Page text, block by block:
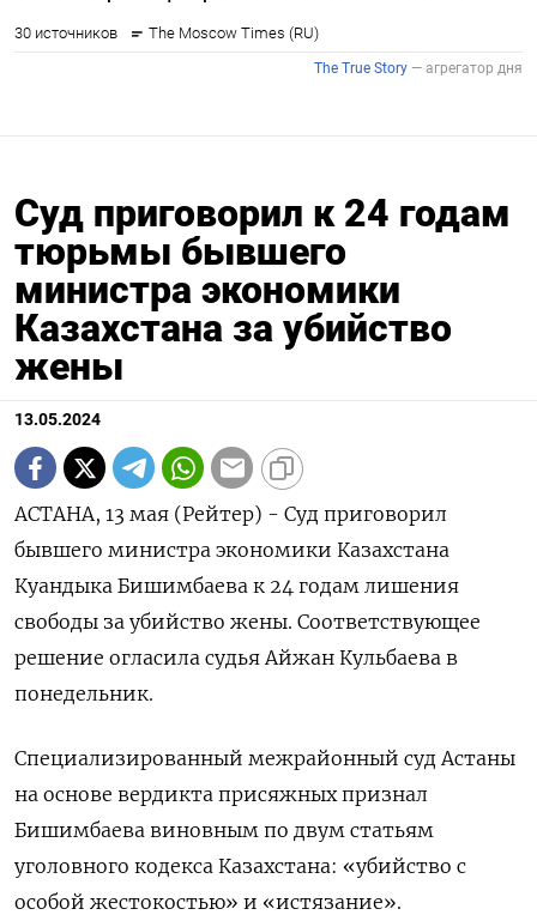
Суд приговорил к 24 годам
тюрьмы бывшего
министра экономики
Казахстана за убийство
жены
13.05.2024
АСТАНА, 13 мая (Рейтер) - Суд приговорил
бывшего министра экономики Казахстана
Куандыка Бишимбаева к 24 годам лишения
свободы за убийство жены. Соответствующее
решение огласила судья Айжан Кульбаева в
понедельник.
Специализированный межрайонный суд Астаны
на основе вердикта присяжных признал
Бишимбаева виновным по двум статьям
уголовного кодекса Казахстана: «убийство с
особой жестокостью» и «истязание».